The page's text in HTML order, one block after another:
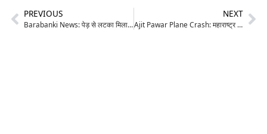
PREVIOUS
Barabanki News: पेड़ से लटका मिला रिश्तेदारी में आए युवक का शव, इलाक़े में मचा हड़कंप; जांच में जुटी पुलिस
NEXT
Ajit Pawar Plane Crash: महाराष्ट्र के डिप्टी सीएम अजीत पवार का बारामती प्लेन क्रैश में निधन, 4 अन्य की भी मौत